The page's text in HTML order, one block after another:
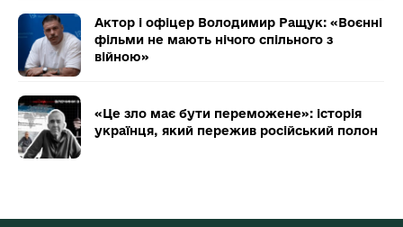
Актор і офіцер Володимир Ращук: «Воєнні
фільми не мають нічого спільного з
війною»
«Це зло має бути переможене»: історія
українця, який пережив російський полон